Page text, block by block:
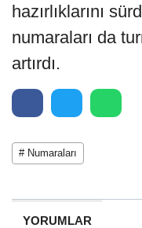
hazırlıklarını
numaraları da
artırdı.
# Numaraları
YORUMLAR